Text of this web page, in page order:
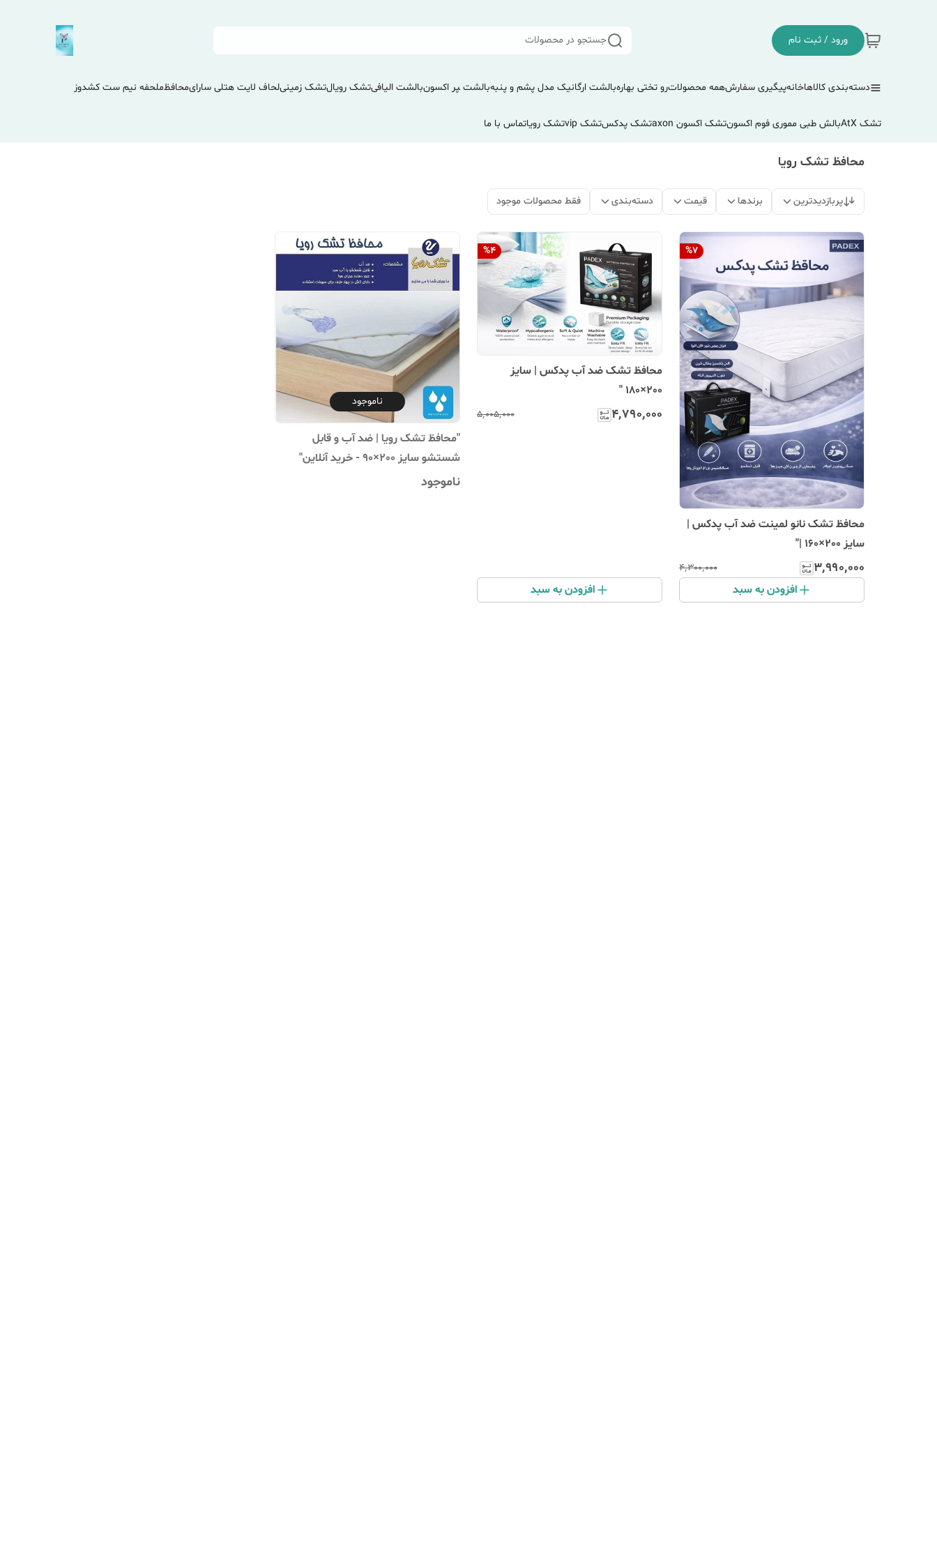
ورود / ثبت نام جستجو در محصولات
دسته‌بندی کالاهاخانهپیگیری سفارشهمه محصولاترو تختی بهارهبالشت ارگانیک مدل پشم و پنبهبالشت ‍‍‍پر اکسونبالشت الیافیتشک رویالتشک زمینیلحاف لایت هتلی سارایمحافظملحفه نیم ست کشدوز
تشک AtX بالش طبی مموری فوم اکسونتشک اکسون axon تشک پدکستشک vip تشک رویاتماس با ما
محافظ تشک رویا
پربازدیدترین برندها قیمت دسته‌بندی فقط محصولات موجود
%7
محافظ تشک نانو لمینت ضد آب پدکس |
سایز 200×160 |"
۳٬۹۹۰٬۰۰۰ ۴٬۳۰۰٬۰۰۰
افزودن به سبد
%4
محافظ تشک ضد آب پدکس | سایز
200×180 "
۴٬۷۹۰٬۰۰۰ ۵٬۰۰۵٬۰۰۰
افزودن به سبد
ناموجود
"محافظ تشک رویا | ضد آب و قابل
شستشو سایز 200×90 - خرید آنلاین"
ناموجود